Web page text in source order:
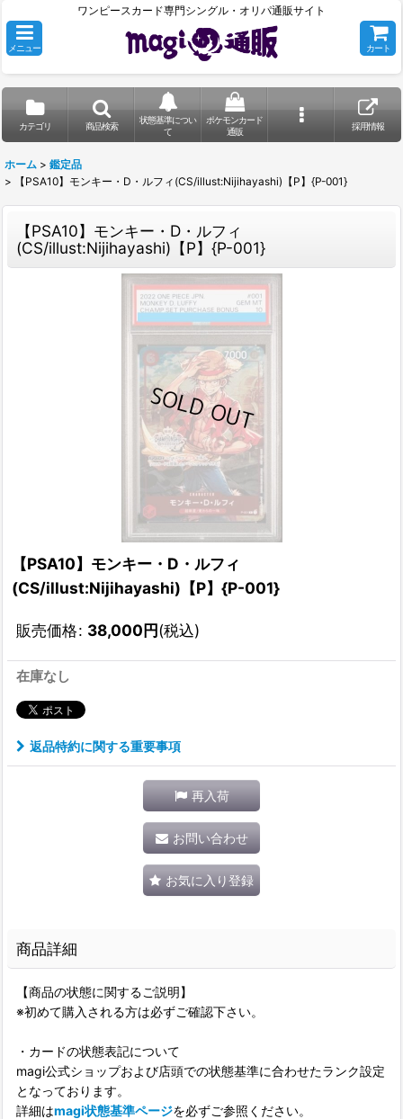
ワンピースカード専門シングル・オリパ通販サイト
メニュー カート
カテゴリ 商品検索
状態基準につい
て
ポケモンカード
通販
採用情報
ホーム > 鑑定品
>
【PSA10】モンキー・D・ルフィ(CS/illust:Nijihayashi)【P】{P-001}
【PSA10】モンキー・D・ルフィ
(CS/illust:Nijihayashi)【P】{P-001}
【PSA10】モンキー・D・ルフィ
(CS/illust:Nijihayashi)【P】{P-001}
販売価格: 38,000円(税込)
在庫なし
返品特約に関する重要事項
再入荷
お問い合わせ
お気に入り登録
商品詳細
【商品の状態に関するご説明】
※初めて購入される方は必ずご確認下さい。
・カードの状態表記について
magi公式ショップおよび店頭での状態基準に合わせたランク設定
となっております。
詳細はmagi状態基準ページを必ずご参照ください。